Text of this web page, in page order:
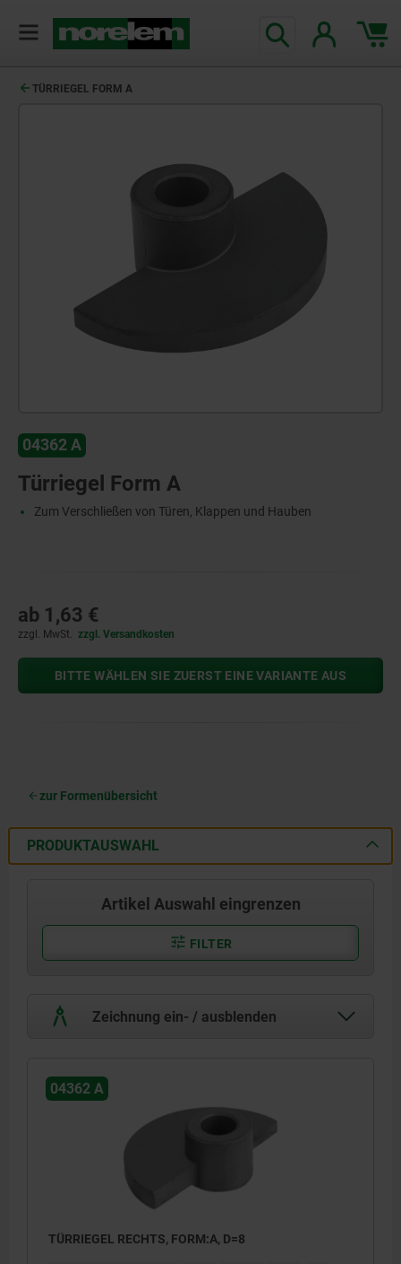
TÜRRIEGEL FORM A
04362 A
Türriegel Form A
Zum Verschließen von Türen, Klappen und Hauben
ab 1,63 €
zzgl. MwSt. zzgl. Versandkosten
BITTE WÄHLEN SIE ZUERST EINE VARIANTE AUS
zur Formenübersicht
PRODUKTAUSWAHL
Artikel Auswahl eingrenzen
FILTER
Zeichnung ein- / ausblenden
04362 A
TÜRRIEGEL RECHTS, FORM:A, D=8